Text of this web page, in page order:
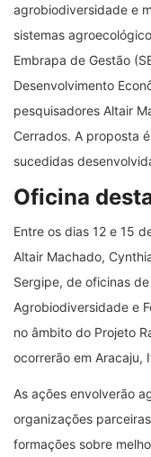
agrobiodiversidade e
sistemas
Embrapa de Gestão
Desenvolvimento
pesquisadores Altair
Cerrados. A proposta
sucedidas
Oficina
Entre os dias 12 e 15
Altair Machado,
Sergipe, de oficinas
Agrobiodiversidade e
no âmbito do Projeto
ocorrerão em Aracaju,
As ações envolverão
organizações
formações sobre